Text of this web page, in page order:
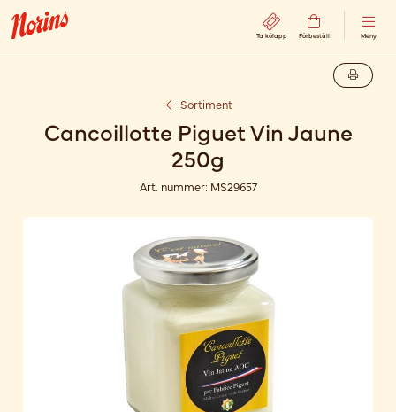
Ta kölapp Förbeställ Meny
Sortiment
Cancoillotte Piguet Vin Jaune
250g
Art. nummer: MS29657